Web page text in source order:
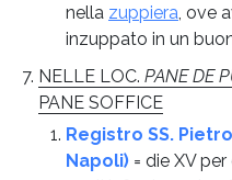
nella zuppiera, ove
inzuppato in un
NELLE LOC. PANE DE
PANE SOFFICE
Registro SS.
Napoli) = die XV